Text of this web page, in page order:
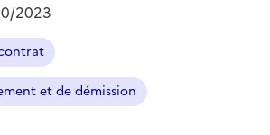
2023
et de démission